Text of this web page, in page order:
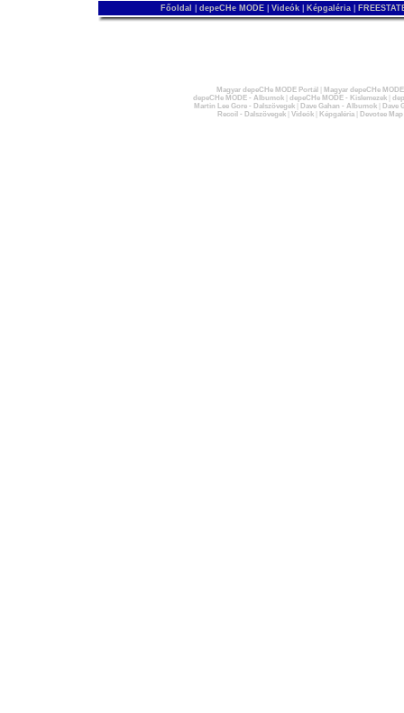
Főoldal depeCHe MODE Videók Képgaléria
Magyar depeCHe MODE Portál
Magyar depeCHe
depeCHe MODE - Albumok| depeCHe MODE - Kislemezek|
Martin Lee Gore - Dalszövegek| Dave Gahan - Albumok|
Dave
Recoil - Dalszövegek| Videók| Képgaléria| Devotee Map